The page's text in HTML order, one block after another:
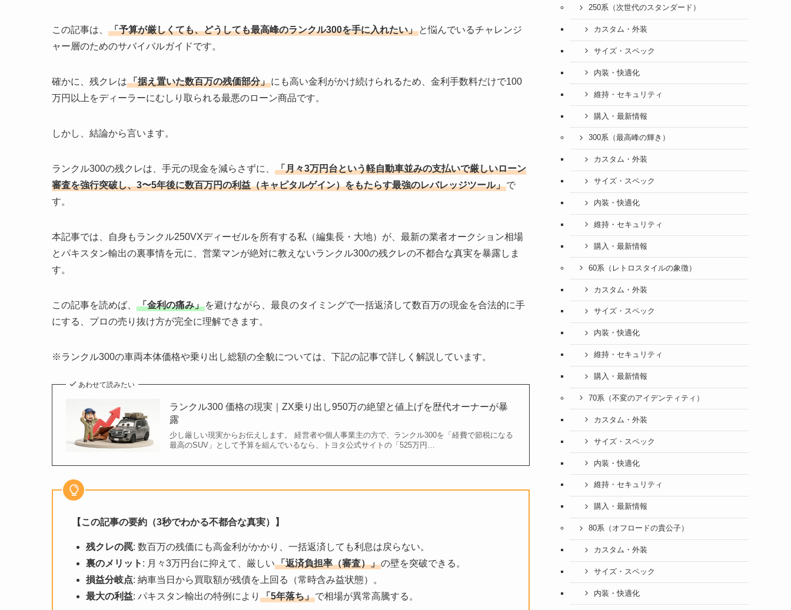
この記事は、 「予算が厳しくても、どうしても最高峰のランクル300を手に入れたい」 と悩んでいるチャレンジ
ャー層のためのサバイバルガイドです。
確かに、残クレは「据え置いた数百万の残価部分」にも高い金利がかけ続けられるため、金利手数料だけで100
万円以上をディーラーにむしり取られる最悪のローン商品です。
しかし、結論から言います。
ランクル300の残クレは、手元の現金を減らさずに、
「月々3万円台という軽自動車並みの支払いで厳しいローン
審査を強行突破し、3〜5年後に数百万円の利益（キャピタルゲイン）をもたらす最強のレバレッジツール」で
す。
本記事では、自身もランクル250VXディーゼルを所有する私（編集長・大地）が、最新の業者オークション相場
とパキスタン輸出の裏事情を元に、営業マンが絶対に教えないランクル300の残クレの不都合な真実を暴露しま
す。
この記事を読めば、 「金利の痛み」 を避けながら、最良のタイミングで一括返済して数百万の現金を合法的に手
にする、プロの売り抜け方が完全に理解できます。
※ランクル300の車両本体価格や乗り出し総額の全貌については、下記の記事で詳しく解説しています。
あわせて読みたい
ランクル300 価格の現実｜ZX乗り出し950万の絶望と値上げを歴代オーナーが暴
露
少し厳しい現実からお伝えします。 経営者や個人事業主の方で、ランクル300を「経費で節税になる
最高のSUV」として予算を組んでいるなら、トヨタ公式サイトの「525万円…
【この記事の要約（3秒でわかる不都合な真実）】
残クレの罠: 数百万の残価にも高金利がかかり、一括返済しても利息は戻らない。
裏のメリット : 月々3万円台に抑えて、厳しい「返済負担率（審査）」の壁を突破できる。
損益分岐点: 納車当日から買取額が残債を上回る（常時含み益状態）。
最大の利益: パキスタン輸出の特例により 「5年落ち」で相場が異常高騰する。
250系（次世代のスタンダード）
カスタム・外装
サイズ・スペック
内装・快適化
維持・セキュリティ
購入・最新情報
300系（最高峰の輝き）
カスタム・外装
サイズ・スペック
内装・快適化
維持・セキュリティ
購入・最新情報
60系（レトロスタイルの象徴）
カスタム・外装
サイズ・スペック
内装・快適化
維持・セキュリティ
購入・最新情報
70系（不変のアイデンティティ）
カスタム・外装
サイズ・スペック
内装・快適化
維持・セキュリティ
購入・最新情報
80系（オフロードの貴公子）
カスタム・外装
サイズ・スペック
内装・快適化